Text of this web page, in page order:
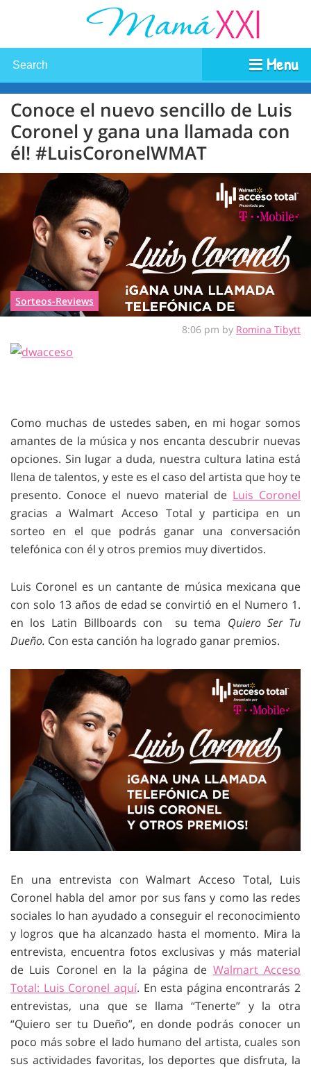
Menu
Conoce el nuevo sencillo de Luis
Coronel y gana una llamada con
él! #LuisCoronelWMAT
Sorteos-Reviews
8:06 pm by Romina Tibytt
Como muchas de ustedes saben, en mi hogar somos
amantes de la música y nos encanta descubrir nuevas
opciones. Sin lugar a duda, nuestra cultura latina está
llena de talentos, y este es el caso del artista que hoy te
presento. Conoce el nuevo material de Luis Coronel
gracias a Walmart Acceso Total y participa en un
sorteo en el que podrás ganar una conversación
telefónica con él y otros premios muy divertidos.
Luis Coronel es un cantante de música mexicana que
con solo 13 años de edad se convirtió en el Numero 1.
en los Latin Billboards con su tema Quiero Ser Tu
Dueño. Con esta canción ha logrado ganar premios.
En una entrevista con Walmart Acceso Total, Luis
Coronel habla del amor por sus fans y como las redes
sociales lo han ayudado a conseguir el reconocimiento
y logros que ha alcanzado hasta el momento. Mira la
entrevista, encuentra fotos exclusivas y más material
de Luis Coronel en la la página de Walmart Acceso
Total: Luis Coronel aquí. En esta página encontrarás 2
entrevistas, una que se llama “Tenerte” y la otra
“Quiero ser tu Dueño”, en donde podrás conocer un
poco más sobre el lado humano del artista, cuales son
sus actividades favoritas, los deportes que disfruta, la